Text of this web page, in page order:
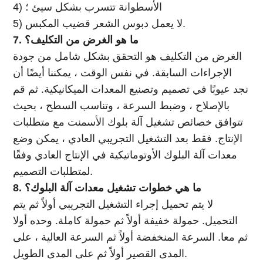
4) الأسطوانة تتسرب بشكل سيئ ؛
5) لا يعمل دبوس الشعر قضيب المكبس.
7. ما هو الغرض من التكليف؟
الغرض من التكليف هو التحقق بشكل شامل من جودة
الإجراءات السابقة. في نفس الوقت ، يمكننا أيضًا أن
نجد عيوبًا في تصميم وتصنيع المعدات الميكانيكية. ثم قم
بالإصلاح ، وضبط السرعة ، وتناسب السطح ، بحيث
تتوافق خصائص تشغيل آلة بلوك الأسمنت مع متطلبات
الإنتاج. فقط بعد التشغيل التجريبي العادي ، يمكن وضع
معدات آلة البلوك الأوتوماتيكية في الإنتاج العادي وفقًا
لمتطلبات التصميم.
8. ما هي خطوات تشغيل معدات آلة البلوك؟
لا يتم تحميل إجراء التشغيل التجريبي أولاً ثم يتم
التحميل. حمولة خفيفة أولاً ثم حمولة كاملة. وحده أولا
ثم معا. السرعة المنخفضة أولاً ثم السرعة العالية ، على
المدى القصير أولاً ثم على المدى الطويل.